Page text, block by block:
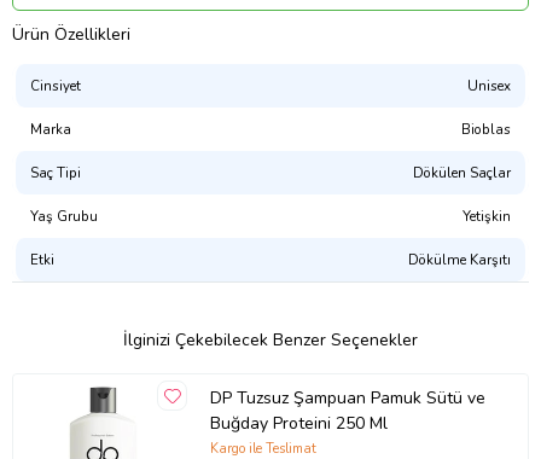
Ürün Özellikleri
Cinsiyet Unisex
Marka Bioblas
Saç Tipi Dökülen Saçlar
Yaş Grubu Yetişkin
Etki Dökülme Karşıtı
İlginizi Çekebilecek Benzer Seçenekler
DP Tuzsuz Şampuan Pamuk Sütü ve
Buğday Proteini 250 Ml
Kargo ile Teslimat